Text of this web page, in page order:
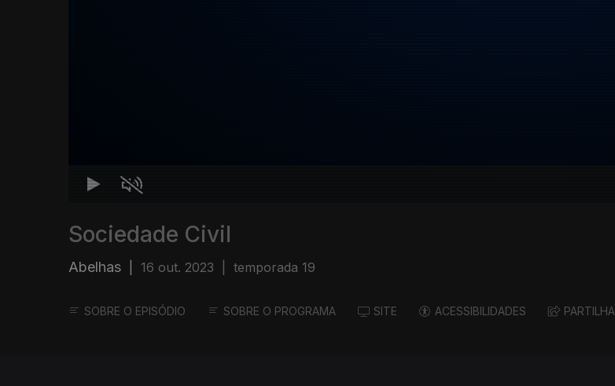
Sociedade Civil
Abelhas 16 out. 2023 temporada 19
SOBRE O EPISÓDIO SOBRE O PROGRAMA SITE ACESSIBILIDADES PARTILHA